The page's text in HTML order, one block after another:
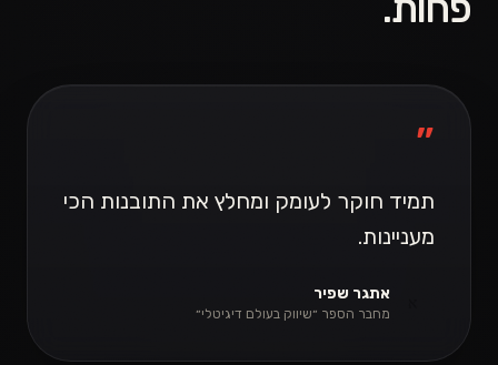
”
תמיד חוקר לעומק ומחלץ את התובנות הכי
מעניינות.
אתגר שפיר
מחבר הספר ״שיווק בעולם דיגיטלי״